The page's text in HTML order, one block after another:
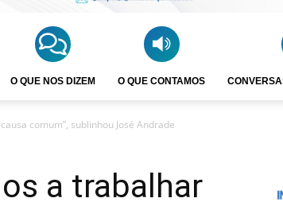
O QUE NOS DIZEM O QUE CONTAMOS
comum”, sublinhou José Andrade
a trabalhar